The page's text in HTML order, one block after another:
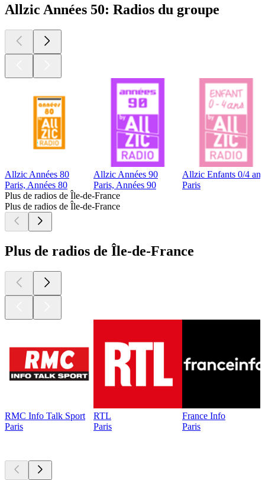
Allzic Années 50: Radios du groupe
Allzic Années 80
Paris, Années 80
Allzic Années 90
Paris, Années 90
Allzic Enfants 0/4 ans
Paris
Plus de radios de Île-de-France
Plus de radios de Île-de-France
Plus de radios de Île-de-France
RMC Info Talk Sport
Paris
RTL
Paris
France Info
Paris